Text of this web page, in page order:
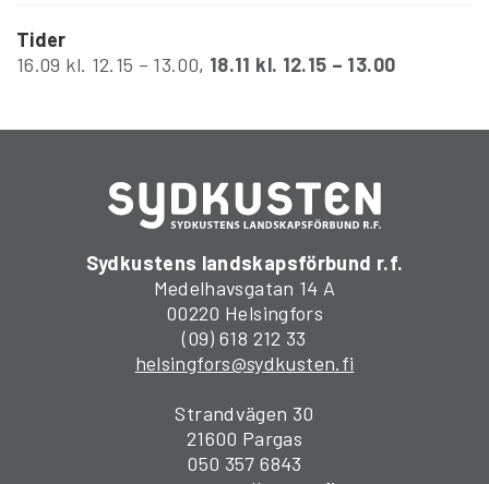
Tider
16.09 kl. 12.15 – 13.00, 18.11 kl. 12.15 – 13.00
Sydkustens landskapsförbund r.f.
Medelhavsgatan 14 A
00220 Helsingfors
(09) 618 212 33
helsingfors@sydkusten.fi
Strandvägen 30
21600 Pargas
050 357 6843